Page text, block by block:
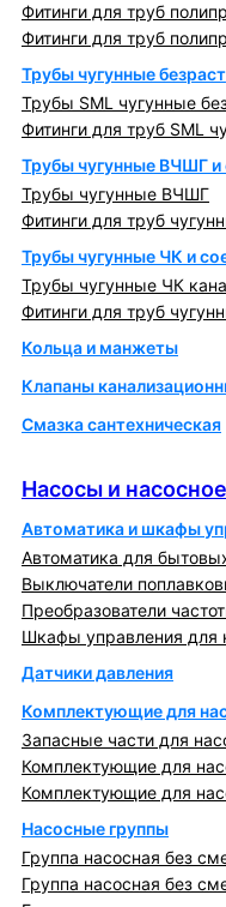
Фитинги для труб
Фитинги для труб
Трубы чугунные
Трубы SML чугунные
Фитинги для труб SML
Трубы чугунные ВЧШГ и
Трубы чугунные ВЧШГ
Фитинги для труб
Трубы чугунные ЧК и
Трубы чугунные ЧК
Фитинги для труб
Кольца и манжеты
Клапаны
Смазка сантехническая
Насосы и
Автоматика и шкафы
Автоматика для
Выключатели
Преобразователи
Шкафы управления для
Датчики давления
Комплектующие для
Запасные части для
Комплектующие для
Комплектующие для
Насосные группы
Группа насосная без
Группа насосная без